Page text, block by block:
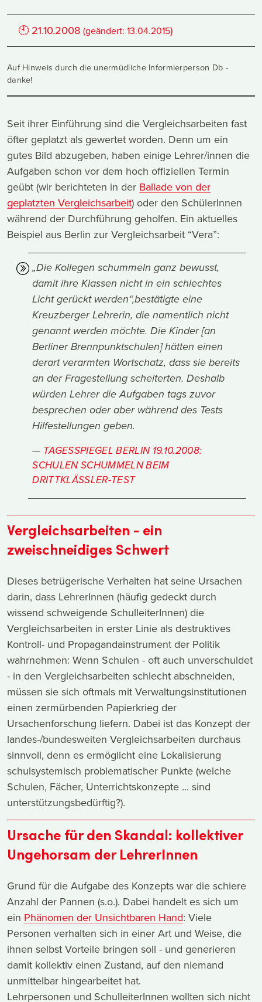
🕙 21.10.2008 (geändert:13.04.2015)
Auf Hinweis durch die unermüdliche Informierperson Db -
danke!
Seit ihrer Einführung sind die Vergleichsarbeiten fast
öfter geplatzt als gewertet worden. Denn um ein
gutes Bild abzugeben, haben einige Lehrer/innen die
Aufgaben schon vor dem hoch offiziellen Termin
geübt (wir berichteten in der Ballade von der
geplatzten Vergleichsarbeit) oder den SchülerInnen
während der Durchführung geholfen. Ein aktuelles
Beispiel aus Berlin zur Vergleichsarbeit “Vera”:
„Die Kollegen schummeln ganz bewusst,
damit ihre Klassen nicht in ein schlechtes
Licht gerückt werden“,bestätigte eine
Kreuzberger Lehrerin, die namentlich nicht
genannt werden möchte. Die Kinder [an
Berliner Brennpunktschulen] hätten einen
derart verarmten Wortschatz, dass sie bereits
an der Fragestellung scheiterten. Deshalb
würden Lehrer die Aufgaben tags zuvor
besprechen oder aber während des Tests
Hilfestellungen geben.
TAGESSPIEGEL BERLIN 19.10.2008:
SCHULEN SCHUMMELN BEIM
DRITTKLÄSSLER-TEST
Vergleichsarbeiten - ein
zweischneidiges Schwert
Dieses betrügerische Verhalten hat seine Ursachen
darin, dass LehrerInnen (häufig gedeckt durch
wissend schweigende SchulleiterInnen) die
Vergleichsarbeiten in erster Linie als destruktives
Kontroll- und Propagandainstrument der Politik
wahrnehmen: Wenn Schulen - oft auch unverschuldet
- in den Vergleichsarbeiten schlecht abschneiden,
müssen sie sich oftmals mit Verwaltungsinstitutionen
einen zermürbenden Papierkrieg der
Ursachenforschung liefern. Dabei ist das Konzept der
landes-/bundesweiten Vergleichsarbeiten durchaus
sinnvoll, denn es ermöglicht eine Lokalisierung
schulsystemisch problematischer Punkte (welche
Schulen, Fächer, Unterrichtskonzepte ... sind
unterstützungsbedürftig?).
Ursache für den Skandal: kollektiver
Ungehorsam der LehrerInnen
Grund für die Aufgabe des Konzepts war die schiere
Anzahl der Pannen (s.o.). Dabei handelt es sich um
ein Phänomen der Unsichtbaren Hand: Viele
Personen verhalten sich in einer Art und Weise, die
ihnen selbst Vorteile bringen soll - und generieren
damit kollektiv einen Zustand, auf den niemand
unmittelbar hingearbeitet hat.
Lehrpersonen und SchulleiterInnen wollten sich nicht